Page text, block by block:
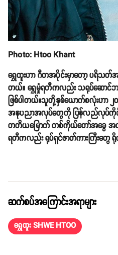
Photo: Htoo Khant
ရွှေထူးဟာ ဂီတအပိုင်းမှာတော့ ပရိသတ်အ
တယ်။ ရွှေမှုံရတီကလည်း သရုပ်ဆောင်
ဖြစ်ပါတယ်။သူတို့နှစ်ယောက်စလုံးဟာ ၂
အနုပညာအလုပ်တွေကို ပြန်လည်လုပ်ကိုင်
တတိယမြောက် တစ်ကိုယ်တော်အခွေ အ
ရတီကလည်း ရုပ်ရှင်ဇာတ်ကားကြီးတွေ ရို
ဆက်စပ်အကြောင်းအရာများ
ရွှေထူး SHWE HTOO